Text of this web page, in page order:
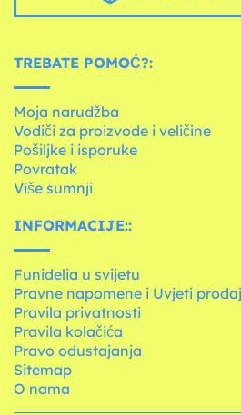
TREBATE POMOĆ?:
Moja narudžba
Vodiči za proizvode i veličine
Pošiljke i isporuke
Povratak
Više sumnji
INFORMACIJE::
Funidelia u svijetu
Pravne napomene i Uvjeti
Pravila privatnosti
Pravila kolačića
Pravo odustajanja
Sitemap
O nama